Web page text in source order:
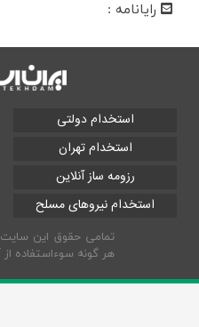
رایانامه :
استخدام دولتی
استخدام تهران
رزومه ساز آنلاین
استخدام نیروهای مسلح
تمامی حقوق این
هر گونه سوءاستفاده از